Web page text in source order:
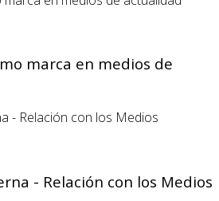
marca en medios de
- Relación con los Medios